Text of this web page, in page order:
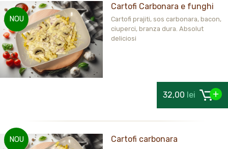
NOU
Cartofi Carbonara e funghi
Cartofi prajiti, sos carbonara, bacon,
ciuperci, branza dura. Absolut
deliciosi
32,00 lei
NOU Cartofi carbonara